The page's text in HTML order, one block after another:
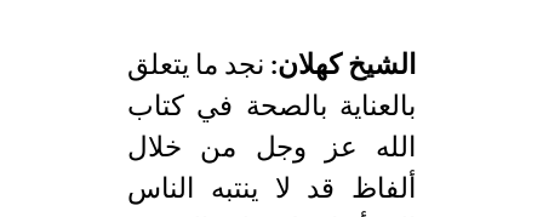
الشيخ كهلان: نجد ما يتعلق
بالعناية بالصحة في كتاب
الله عز وجل من خلال
ألفاظ قد لا ينتبه الناس